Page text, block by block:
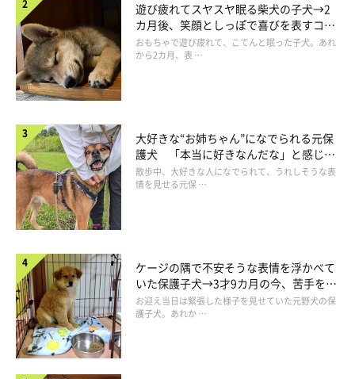
遊び疲れてスヤスヤ眠る柴犬の子犬→2
カ月後、笑顔としっぽで喜びを表すコに
成長！
おもちゃで遊び疲れて、こてんと眠った子犬。あれ
から2カ月、表 …
大好きな“お姉ちゃん”になでられる元保
護犬 「本当に好きなんだな」と感じる
表情にほっこり
散歩中、大好きな人になでられて、うれしそうな表
情を見せる元保 …
ケージの隅で不安そうな表情を浮かべて
いた保護子犬→3才9カ月の今、苦手を克
服し頼もしいコに成長！
お迎え当日は緊張した様子を見せていた元野犬の保
護子犬。あれか …